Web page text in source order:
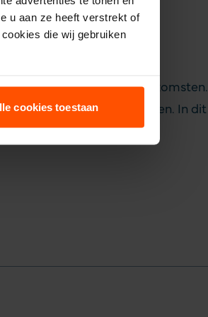
u aan ze heeft verstrekt of
die wij gebruiken
cookies toestaan
je nodig?
met je totale inkomsten.
gaat betalen. In dit
hebt.